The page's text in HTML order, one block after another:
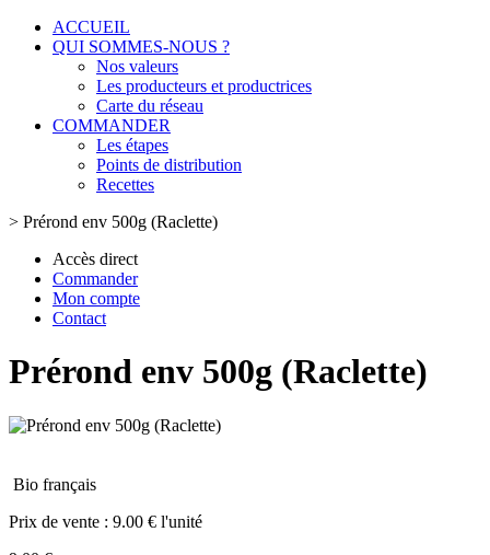
ACCUEIL
QUI SOMMES-NOUS ?
Nos valeurs
Les producteurs et productrices
Carte du réseau
COMMANDER
Les étapes
Points de distribution
Recettes
> Prérond env 500g (Raclette)
Accès direct
Commander
Mon compte
Contact
Prérond env 500g (Raclette)
Bio français
Prix de vente : 9.00 € l'unité